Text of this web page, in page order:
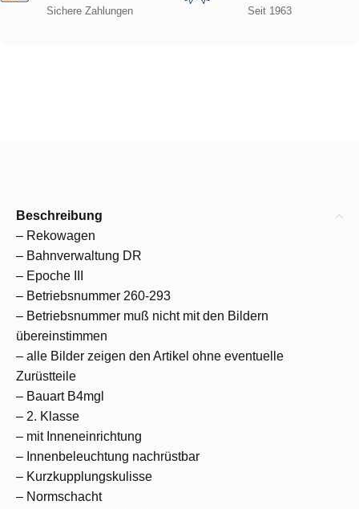
Sichere Zahlungen Seit 1963
Beschreibung
– Rekowagen
– Bahnverwaltung DR
– Epoche III
– Betriebsnummer 260-293
– Betriebsnummer muß nicht mit den Bildern
übereinstimmen
– alle Bilder zeigen den Artikel ohne eventuelle
Zurüstteile
– Bauart B4mgl
– 2. Klasse
– mit Inneneinrichtung
– Innenbeleuchtung nachrüstbar
– Kurzkupplungskulisse
– Normschacht